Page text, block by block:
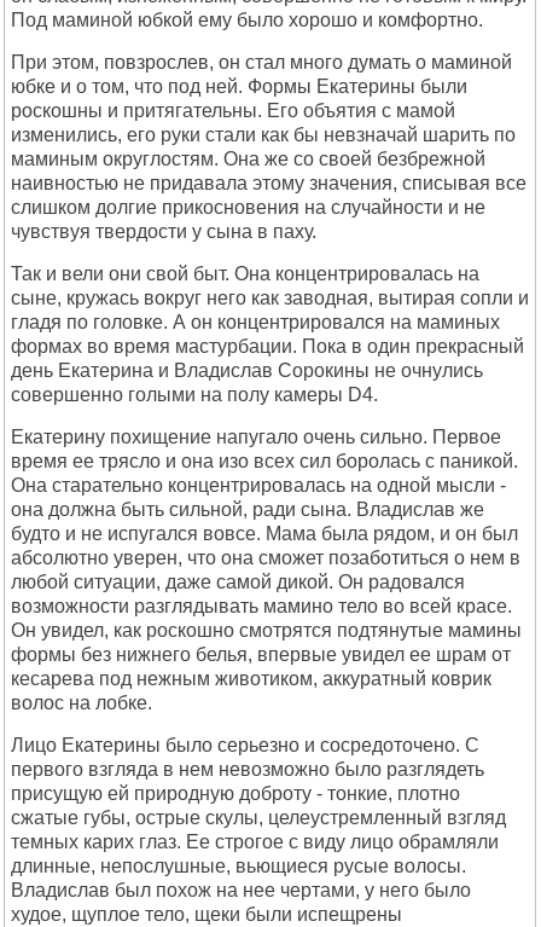
Под маминой юбкой ему было хорошо и комфортно.
При этом, повзрослев, он стал много думать о маминой
юбке и о том, что под ней. Формы Екатерины были
роскошны и притягательны. Его объятия с мамой
изменились, его руки стали как бы невзначай шарить по
маминым округлостям. Она же со своей безбрежной
наивностью не придавала этому значения, списывая все
слишком долгие прикосновения на случайности и не
чувствуя твердости у сына в паху.
Так и вели они свой быт. Она концентрировалась на
сыне, кружась вокруг него как заводная, вытирая сопли и
гладя по головке. А он концентрировался на маминых
формах во время мастурбации. Пока в один прекрасный
день Екатерина и Владислав Сорокины не очнулись
совершенно голыми на полу камеры D4.
Екатерину похищение напугало очень сильно. Первое
время ее трясло и она изо всех сил боролась с паникой.
Она старательно концентрировалась на одной мысли -
она должна быть сильной, ради сына. Владислав же
будто и не испугался вовсе. Мама была рядом, и он был
абсолютно уверен, что она сможет позаботиться о нем в
любой ситуации, даже самой дикой. Он радовался
возможности разглядывать мамино тело во всей красе.
Он увидел, как роскошно смотрятся подтянутые мамины
формы без нижнего белья, впервые увидел ее шрам от
кесарева под нежным животиком, аккуратный коврик
волос на лобке.
Лицо Екатерины было серьезно и сосредоточено. С
первого взгляда в нем невозможно было разглядеть
присущую ей природную доброту - тонкие, плотно
сжатые губы, острые скулы, целеустремленный взгляд
темных карих глаз. Ее строгое с виду лицо обрамляли
длинные, непослушные, вьющиеся русые волосы.
Владислав был похож на нее чертами, у него было
худое, щуплое тело, щеки были испещрены